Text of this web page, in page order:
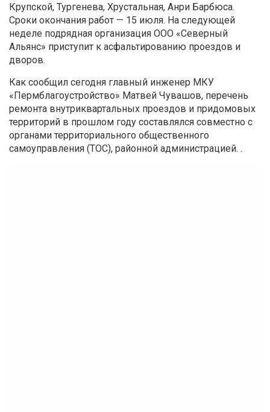
Крупской, Тургенева, Хрустальная, Анри Барбюса.
Сроки окончания работ — 15 июля. На следующей
неделе подрядная организация ООО «Северный
Альянс» приступит к асфальтированию проездов и
дворов.
Как сообщил сегодня главный инженер МКУ
«Пермблагоустройство» Матвей Чувашов, перечень
ремонта внутриквартальных проездов и придомовых
территорий в прошлом году составлялся совместно с
органами территориального общественного
самоуправления (ТОС), районной администрацией. .